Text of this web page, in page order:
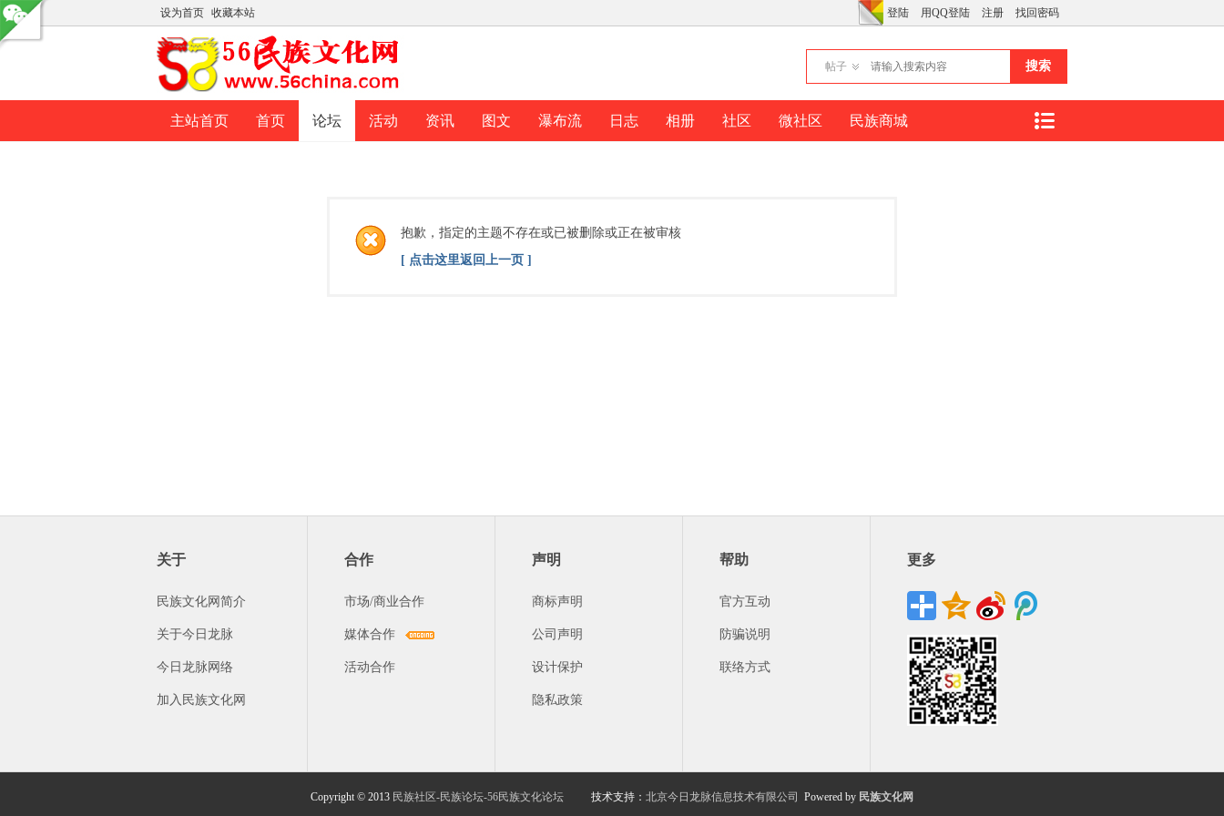
设为首页 收藏本站 登陆 用QQ登陆 注册 找回密码
帖子 搜索
主站首页 首页 论坛 活动 资讯 图文 瀑布流 日志 相册 社区 微社区 民族商城
抱歉，指定的主题不存在或已被删除或正在被审核
[ 点击这里返回上一页 ]
关于
民族文化网简介
关于今日龙脉
今日龙脉网络
加入民族文化网
合作
市场/商业合作
媒体合作
活动合作
声明
商标声明
公司声明
设计保护
隐私政策
帮助
官方互动
防骗说明
联络方式
更多
Copyright © 2013 民族社区-民族论坛-56民族文化论坛 技术支持： 北京今日龙脉信息技术有限公司 Powered by 民族文化网